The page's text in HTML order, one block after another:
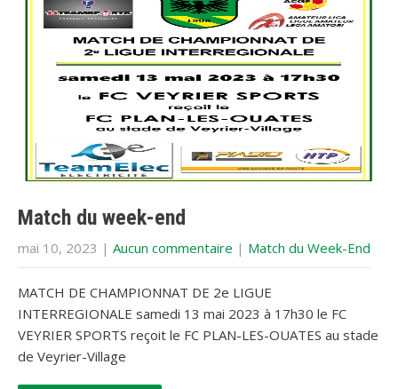
Match du week-end
mai 10, 2023 | Aucun commentaire | Match du Week-End
MATCH DE CHAMPIONNAT DE 2e LIGUE
INTERREGIONALE samedi 13 mai 2023 à 17h30 le FC
VEYRIER SPORTS reçoit le FC PLAN-LES-OUATES au stade
de Veyrier-Village